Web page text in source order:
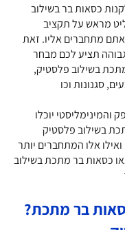
כסאות בר בשילוב
מראש על תקציב
מתחברים אליו. זאת
תציע לכם מבחר
בשילוב פלסטיק,
סגנונות וכו
והמינימליסטי יוכלו
בשילוב פלסטיק
אלו המתחברים יותר
כסאות בר מתכת בשילוב
?איפה קונים כסאות בר מתכת